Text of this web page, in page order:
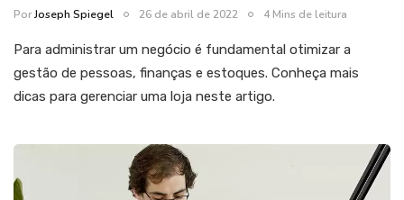
PorJoseph Spiegel 26 de abril de 2022 4 Mins de leitura
Para administrar um negócio é fundamental otimizar a
gestão de pessoas, finanças e estoques. Conheça mais
dicas para gerenciar uma loja neste artigo.